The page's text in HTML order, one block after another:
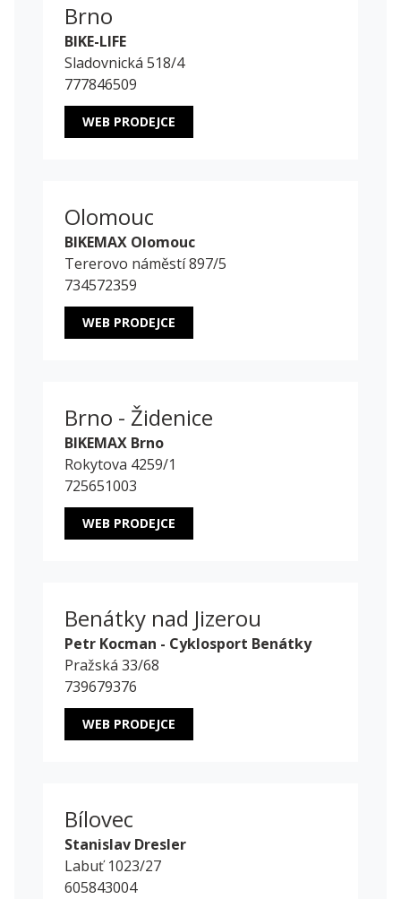
Brno
BIKE-LIFE
Sladovnická 518/4
777846509
WEB PRODEJCE
Olomouc
BIKEMAX Olomouc
Tererovo náměstí 897/5
734572359
WEB PRODEJCE
Brno - Židenice
BIKEMAX Brno
Rokytova 4259/1
725651003
WEB PRODEJCE
Benátky nad Jizerou
Petr Kocman - Cyklosport Benátky
Pražská 33/68
739679376
WEB PRODEJCE
Bílovec
Stanislav Dresler
Labuť 1023/27
605843004